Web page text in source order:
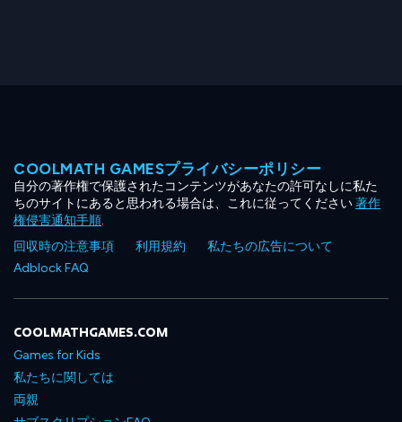
COOLMATH GAMESプライバシーポリシー
自分の著作権で保護されたコンテンツがあなたの許可なしに私た
ちのサイトにあると思われる場合は、これに従ってください著作
権侵害通知手順.
回収時の注意事項
利用規約
私たちの広告について
Adblock FAQ
COOLMATHGAMES.COM
Games for Kids
私たちに関しては
両親